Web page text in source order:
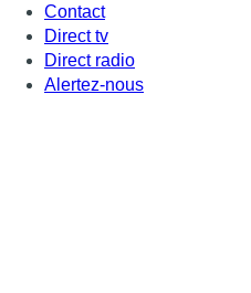
Contact
Direct tv
Direct radio
Alertez-nous